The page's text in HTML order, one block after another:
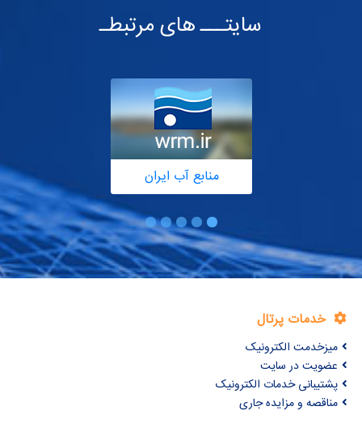
سایتـــ های مرتبطـ
منابع آب ایران
خدمات پرتال
میزخدمت الکترونیک
عضویت در سایت
پشتیبانی خدمات الکترونیک
مناقصه و مزایده جاری